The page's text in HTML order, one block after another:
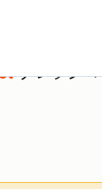
ナレッジ